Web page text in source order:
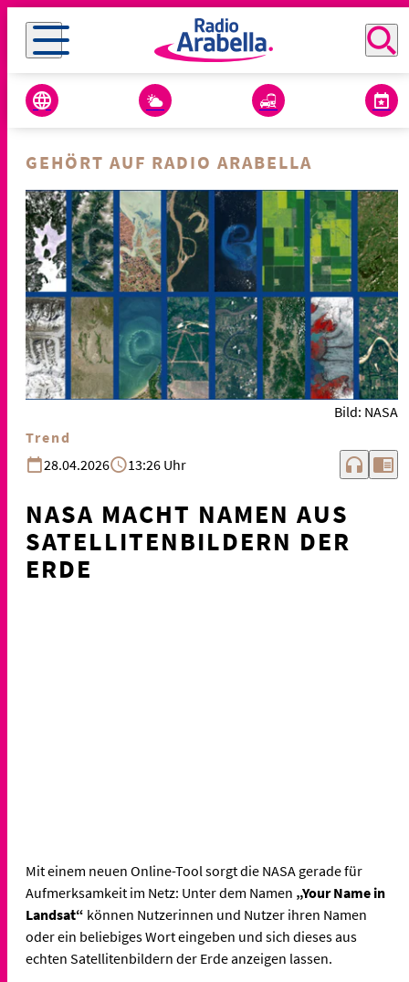
GEHÖRT AUF RADIO ARABELLA
Bild: NASA
Trend
28.04.2026
13:26 Uhr headphones chrome_reader_mode
NASA MACHT NAMEN AUS
SATELLITENBILDERN DER
ERDE
Mit einem neuen Online-Tool sorgt die NASA gerade für
Aufmerksamkeit im Netz: Unter dem Namen „Your Name in
Landsat“ können Nutzerinnen und Nutzer ihren Namen
oder ein beliebiges Wort eingeben und sich dieses aus
echten Satellitenbildern der Erde anzeigen lassen.